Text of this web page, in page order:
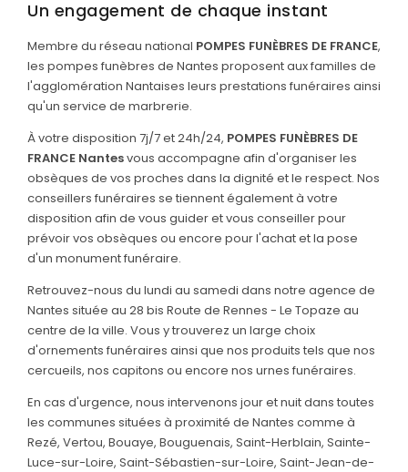
Un engagement de chaque instant
Membre du réseau national POMPES FUNÈBRES DE FRANCE,
les pompes funèbres de Nantes proposent aux familles de
l'agglomération Nantaises leurs prestations funéraires ainsi
qu'un service de marbrerie.
À votre disposition 7j/7 et 24h/24, POMPES FUNÈBRES DE
FRANCE Nantesvous accompagne afin d'organiser les
obsèques de vos proches dans la dignité et le respect. Nos
conseillers funéraires se tiennent également à votre
disposition afin de vous guider et vous conseiller pour
prévoir vos obsèques ou encore pour l'achat et la pose
d'un monument funéraire.
Retrouvez-nous du lundi au samedi dans notre agence de
Nantes située au 28 bis Route de Rennes - Le Topaze au
centre de la ville. Vous y trouverez un large choix
d'ornements funéraires ainsi que nos produits tels que nos
cercueils, nos capitons ou encore nos urnes funéraires.
En cas d'urgence, nous intervenons jour et nuit dans toutes
les communes situées à proximité de Nantes comme à
Rezé, Vertou, Bouaye, Bouguenais, Saint-Herblain, Sainte-
Luce-sur-Loire, Saint-Sébastien-sur-Loire, Saint-Jean-de-